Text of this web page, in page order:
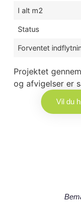
I alt m2
Status
Forventet
Projektet
og afvigelser er
Vil du